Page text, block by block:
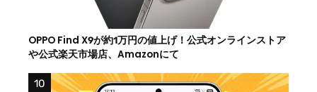
OPPO Find X9が約1万円の値上げ！公式オンラインストア
や公式楽天市場店、Amazonにて